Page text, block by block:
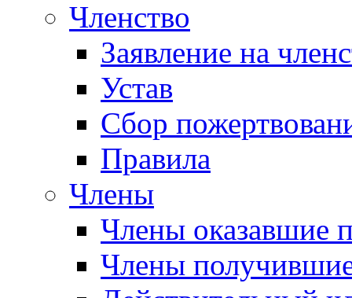
Членство
Заявление на
Устав
Сбор
Правила
Члены
Члены оказавшие
Члены